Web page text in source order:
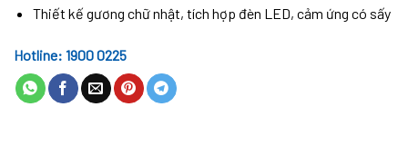
Thiết kế gương chữ nhật, tích hợp đèn LED, cảm ứng có sấy
Hotline: 1900 0225